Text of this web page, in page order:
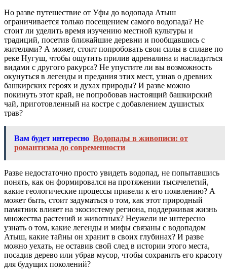
Но разве путешествие от Уфы до водопада Атыш
ограничивается только посещением самого водопада? Не
стоит ли уделить время изучению местной культуры и
традиций, посетив ближайшие деревни и пообщавшись с
жителями? А может, стоит попробовать свои силы в сплаве по
реке Нугуш, чтобы ощутить прилив адреналина и насладиться
видами с другого ракурса? Не упустите ли вы возможность
окунуться в легенды и предания этих мест, узнав о древних
башкирских героях и духах природы? И разве можно
покинуть этот край, не попробовав настоящий башкирский
чай, приготовленный на костре с добавлением душистых
трав?
Вам будет интересно Водопады в живописи: от
романтизма до современности
Разве недостаточно просто увидеть водопад, не попытавшись
понять, как он формировался на протяжении тысячелетий,
какие геологические процессы привели к его появлению? А
может быть, стоит задуматься о том, как этот природный
памятник влияет на экосистему региона, поддерживая жизнь
множества растений и животных? Неужели не интересно
узнать о том, какие легенды и мифы связаны с водопадом
Атыш, какие тайны он хранит в своих глубинах? И разве
можно уехать, не оставив свой след в истории этого места,
посадив дерево или убрав мусор, чтобы сохранить его красоту
для будущих поколений?